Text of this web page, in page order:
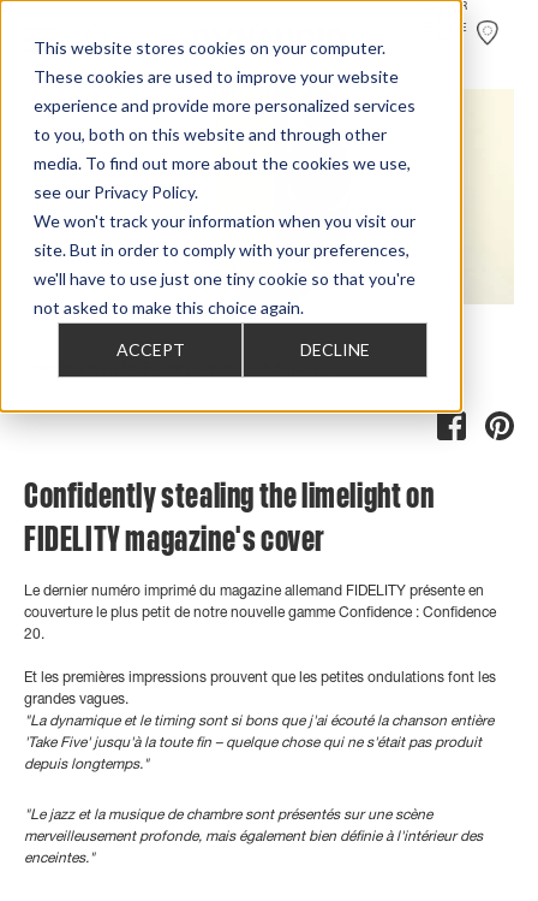
This website stores cookies on your computer.
These cookies are used to improve your website
experience and provide more personalized services
to you, both on this website and through other
media. To find out more about the cookies we use,
see our Privacy Policy.
We won't track your information when you visit our
site. But in order to comply with your preferences,
we'll have to use just one tiny cookie so that you're
not asked to make this choice again.
ACCEPT DECLINE
TROUVER
REVENDE
Review Overview > Confidence 20
Confidently stealing the limelight on
FIDELITY magazine's cover
Le dernier numéro imprimé du magazine allemand FIDELITY présente en
couverture le plus petit de notre nouvelle gamme Confidence : Confidence
20.
Et les premières impressions prouvent que les petites ondulations font les
grandes vagues.
"La dynamique et le timing sont si bons que j'ai écouté la chanson entière
'Take Five' jusqu'à la toute fin – quelque chose qui ne s'était pas produit
depuis longtemps."
"Le jazz et la musique de chambre sont présentés sur une scène
merveilleusement profonde, mais également bien définie à l'intérieur des
enceintes."